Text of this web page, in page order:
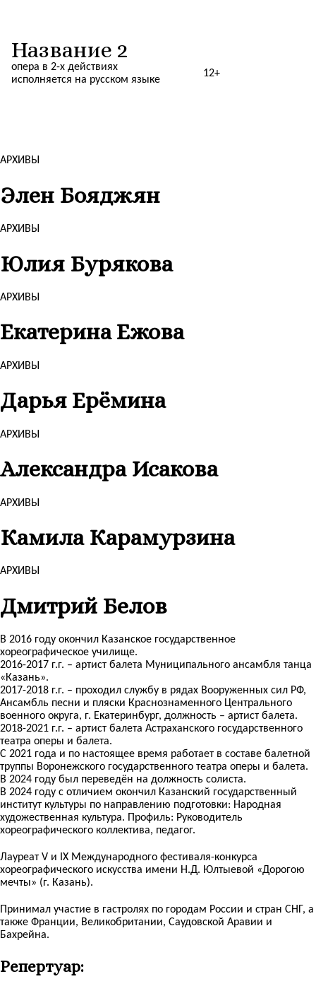
Название 2
опера в 2-х действиях
исполняется на русском языке
12+
АРХИВЫ
Элен Бояджян
АРХИВЫ
Юлия Бурякова
АРХИВЫ
Екатерина Ежова
АРХИВЫ
Дарья Ерёмина
АРХИВЫ
Александра Исакова
АРХИВЫ
Камила Карамурзина
АРХИВЫ
Дмитрий Белов
В 2016 году окончил Казанское государственное
хореографическое училище.
2016-2017 г.г. – артист балета Муниципального ансамбля танца
«Казань».
2017-2018 г.г. – проходил службу в рядах Вооруженных сил РФ,
Ансамбль песни и пляски Краснознаменного Центрального
военного округа, г. Екатеринбург, должность – артист балета.
2018-2021 г.г. – артист балета Астраханского государственного
театра оперы и балета.
С 2021 года и по настоящее время работает в составе балетной
труппы Воронежского государственного театра оперы и балета.
В 2024 году был переведён на должность солиста.
В 2024 году с отличием окончил Казанский государственный
институт культуры по направлению подготовки: Народная
художественная культура. Профиль: Руководитель
хореографического коллектива, педагог.
Лауреат V и IX Международного фестиваля-конкурса
хореографического искусства имени Н.Д. Юлтыевой «Дорогою
мечты» (г. Казань).
Принимал участие в гастролях по городам России и стран СНГ, а
также Франции, Великобритании, Саудовской Аравии и
Бахрейна.
Репертуар: